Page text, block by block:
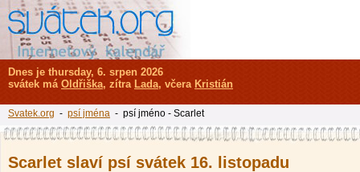
Scarlet slaví psí svátek 16. listopadu
Dnes je thursday, 6. srpen 2026
svátek má Oldřiška, zítra Lada, včera Kristián
Svatek.org - psí jména - psí jméno - Scarlet